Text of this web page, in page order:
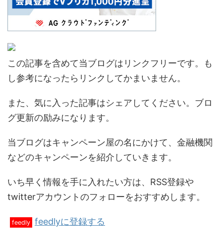
この記事を含めて当ブログはリンクフリーです。も
し参考になったらリンクしてかまいません。
また、気に入った記事はシェアしてください。ブロ
グ更新の励みになります。
当ブログはキャンペーン屋の名にかけて、金融機関
などのキャンペーンを紹介していきます。
いち早く情報を手に入れたい方は、RSS登録や
twitterアカウントのフォローをおすすめします。
feedly feedlyに登録する